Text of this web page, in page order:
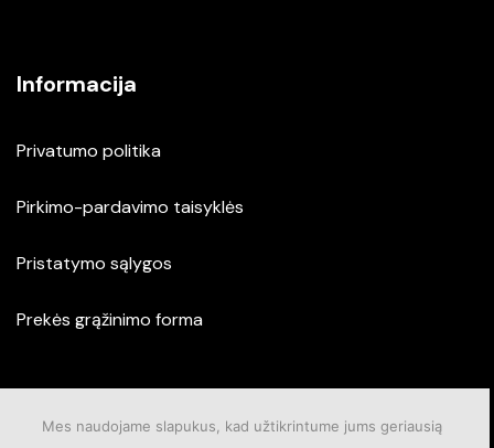
Informacija
Privatumo politika
Pirkimo-pardavimo taisyklės
Pristatymo sąlygos
Prekės grąžinimo forma
Mes naudojame slapukus, kad užtikrintume jums geriausią